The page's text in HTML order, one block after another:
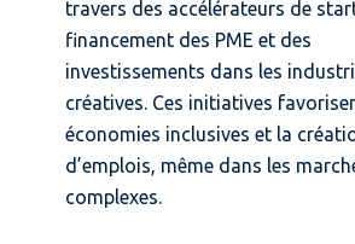
travers des accélérateurs de
financement des PME et des
investissements dans les
créatives. Ces initiatives
économies inclusives et la
d’emplois, même dans les
complexes.